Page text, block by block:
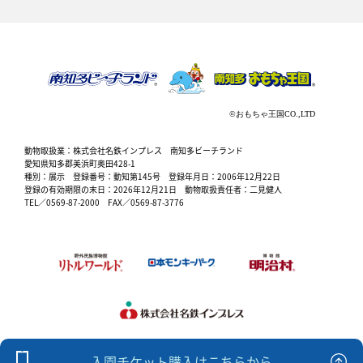
動物取扱業：株式会社名鉄インプレス 南知多ビーチランド
愛知県知多郡美浜町奥田428-1
種別：展示 登録番号：動知第145号 登録年月日：2006年12月22日
登録の有効期限の末日：2026年12月21日 動物取扱責任者：二見健人
TEL／0569-87-2000 FAX／0569-87-3776